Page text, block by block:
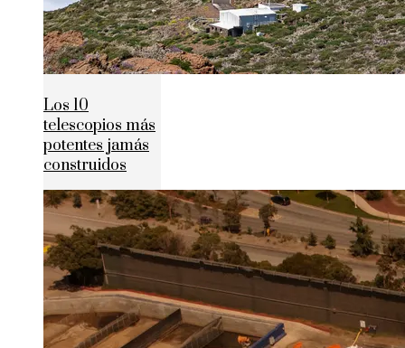
Los 10
telescopios más
potentes jamás
construidos